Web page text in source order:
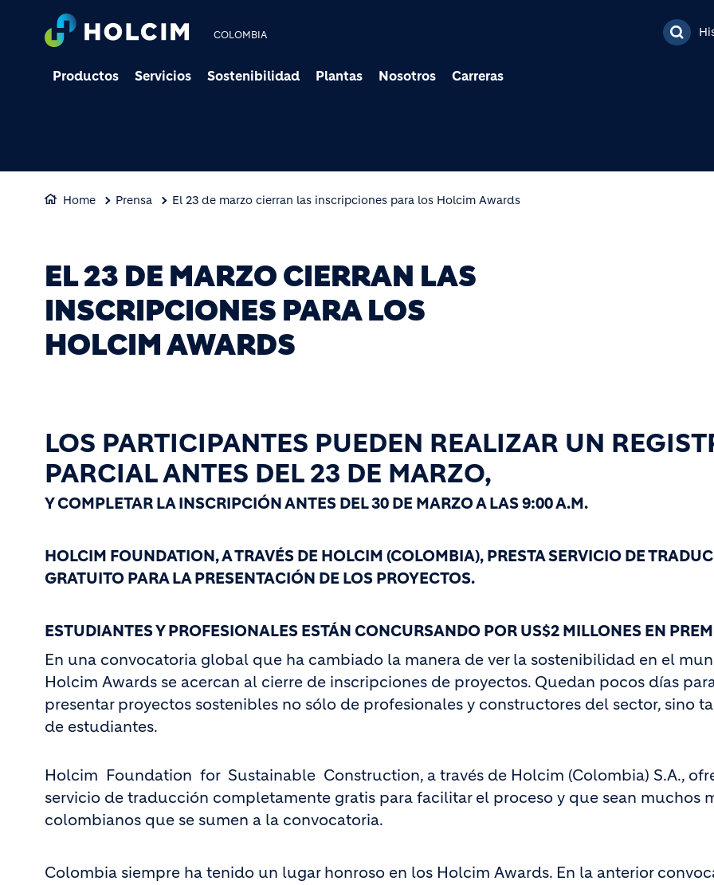
Pasar al contenido
COLOMBIA
Productos Servicios Sostenibilidad Plantas Nosotros Carreras
Home Prensa El 23 de marzo cierran las inscripciones para los Holcim Awards
EL 23 DE MARZO CIERRAN LAS
INSCRIPCIONES PARA LOS
HOLCIM AWARDS
LOS PARTICIPANTES PUEDEN REALIZAR UN
PARCIAL ANTES DEL 23 DE MARZO,
Y COMPLETAR LA INSCRIPCIÓN ANTES DEL 30 DE MARZO A LAS 9:00 A.M.
HOLCIM FOUNDATION, A TRAVÉS DE HOLCIM (COLOMBIA), PRESTA SERVICIO DE
GRATUITO PARA LA PRESENTACIÓN DE LOS PROYECTOS.
ESTUDIANTES Y PROFESIONALES ESTÁN CONCURSANDO POR US$2 MILLONES EN
En una convocatoria global que ha cambiado la manera de ver la sostenibilidad en el
Holcim Awards se acercan al cierre de inscripciones de proyectos. Quedan pocos días
presentar proyectos sostenibles no sólo de profesionales y constructores del sector, sino
de estudiantes.
Holcim Foundation for Sustainable Construction, a través de Holcim (Colombia) S.A.,
servicio de traducción completamente gratis para facilitar el proceso y que sean muchos
colombianos que se sumen a la convocatoria.
Colombia siempre ha tenido un lugar honroso en los Holcim Awards. En la anterior